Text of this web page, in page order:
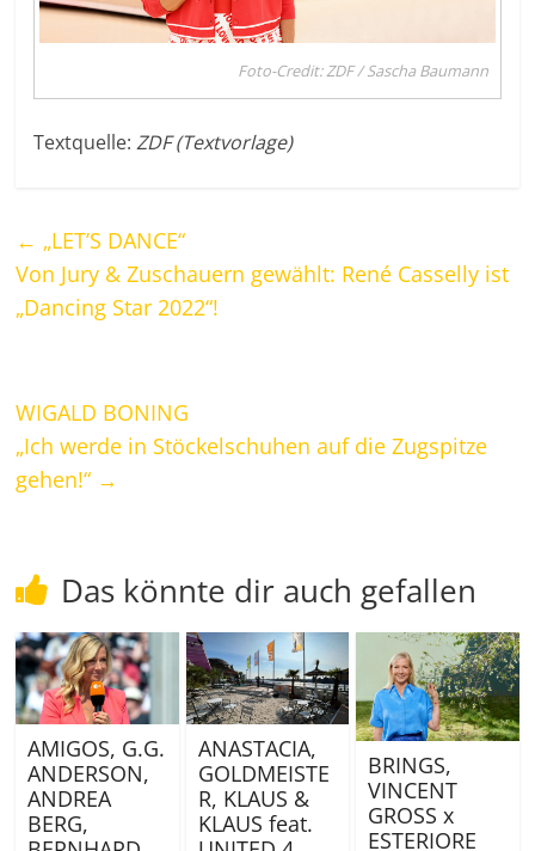
Foto-Credit: ZDF / Sascha Baumann
Textquelle:ZDF (Textvorlage)
← „LET’S DANCE“
Von Jury & Zuschauern gewählt: René Casselly ist
„Dancing Star 2022“!
WIGALD BONING
„Ich werde in Stöckelschuhen auf die Zugspitze
gehen!“ →
Das könnte dir auch gefallen
AMIGOS, G.G.
ANDERSON,
ANDREA
BERG,
ANASTACIA,
GOLDMEISTE
R, KLAUS &
KLAUS feat.
BRINGS,
VINCENT
GROSS x
ESTERIORE